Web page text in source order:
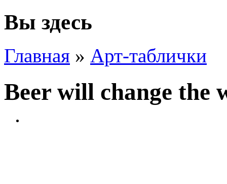
Вы здесь
Главная » Арт-таблички
Beer will change the